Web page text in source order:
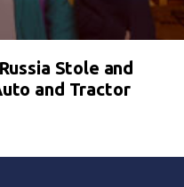
Stole and
and Tractor